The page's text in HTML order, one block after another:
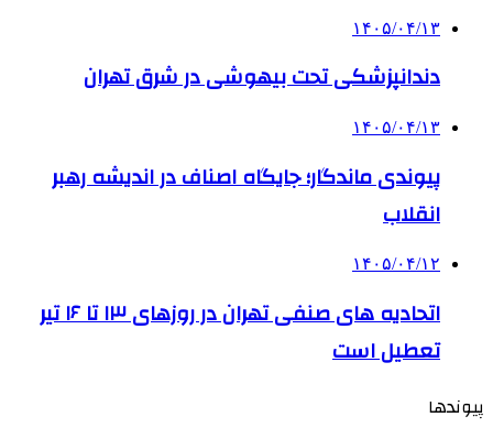
۱۴۰۵/۰۴/۱۳
دندانپزشکی تحت بیهوشی در شرق تهران
۱۴۰۵/۰۴/۱۳
پیوندی ماندگار؛ جایگاه اصناف در اندیشه رهبر
انقلاب
۱۴۰۵/۰۴/۱۲
اتحادیه های صنفی تهران در روزهای ۱۳ تا ۱۶ تیر
تعطیل است
پیوندها